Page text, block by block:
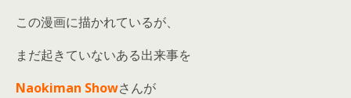
この漫画に描かれているが、
まだ起きていないある出来事を
Naokiman Showさんが